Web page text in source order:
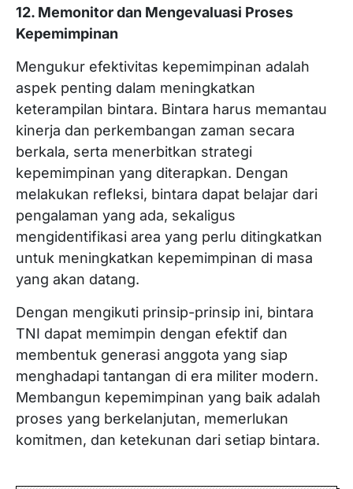
12. Memonitor dan Mengevaluasi Proses
Kepemimpinan
Mengukur efektivitas kepemimpinan adalah
aspek penting dalam meningkatkan
keterampilan bintara. Bintara harus memantau
kinerja dan perkembangan zaman secara
berkala, serta menerbitkan strategi
kepemimpinan yang diterapkan. Dengan
melakukan refleksi, bintara dapat belajar dari
pengalaman yang ada, sekaligus
mengidentifikasi area yang perlu ditingkatkan
untuk meningkatkan kepemimpinan di masa
yang akan datang.
Dengan mengikuti prinsip-prinsip ini, bintara
TNI dapat memimpin dengan efektif dan
membentuk generasi anggota yang siap
menghadapi tantangan di era militer modern.
Membangun kepemimpinan yang baik adalah
proses yang berkelanjutan, memerlukan
komitmen, dan ketekunan dari setiap bintara.